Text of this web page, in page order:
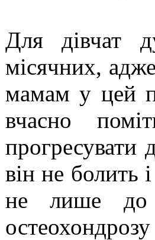
Для дівчат
місячних,
мамам у цей
вчасно
прогресувати
він не болить
не лише до